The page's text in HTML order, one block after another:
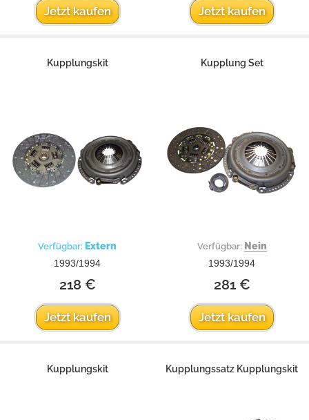
Jetzt kaufen Jetzt kaufen
Kupplungskit
Verfügbar: Extern
1993/1994
218 €
Jetzt kaufen
Kupplung Set
Verfügbar: Nein
1993/1994
281 €
Jetzt kaufen
Kupplungskit Kupplungssatz Kupplungskit